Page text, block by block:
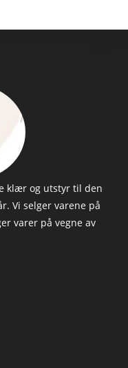
klær og utstyr til den
Vi selger varene på
varer på vegne av